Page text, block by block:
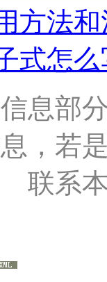
方法
式怎
息部
，若
联系